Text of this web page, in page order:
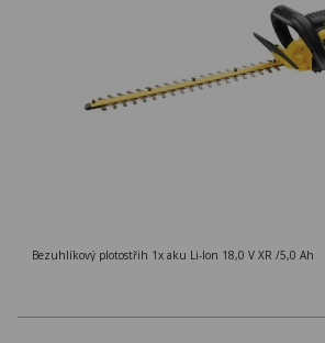
Bezuhlíkový plotostřih 1x aku Li-Ion 18,0 V XR /5,0 Ah